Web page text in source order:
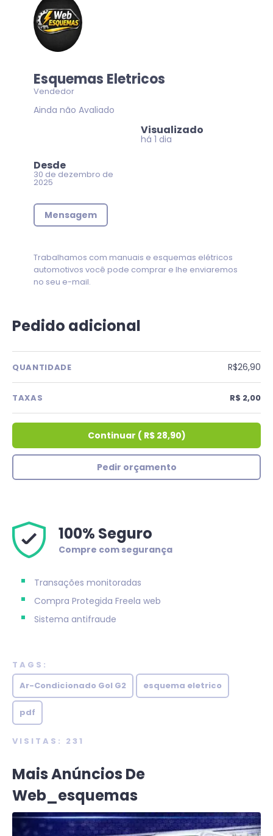
Esquemas Eletricos
Vendedor
Ainda não Avaliado
Visualizado
há 1 dia
Desde
30 de dezembro de
2025
Mensagem
Trabalhamos com manuais e esquemas elétricos
automotivos você pode comprar e lhe enviaremos
no seu e-mail.
Pedido adicional
QUANTIDADE R$26,90
TAXAS R$ 2,00
Continuar ( R$ 28,90)
Pedir orçamento
100% Seguro
Compre com segurança
Transações monitoradas
Compra Protegida Freela web
Sistema antifraude
TAGS:
Ar-Condicionado Gol G2
esquema eletrico
pdf
VISITAS: 231
Mais Anúncios De
Web_esquemas